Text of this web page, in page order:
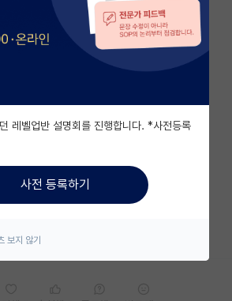
개랩)
후기 게시판
판
시판
하신 분 계신가요?
떨리네요.
경쟁력이 있는지도 모르고..
나요
레벨업반 설명회를 진행합니다. *사전등록
사전 등록하기
보지 않기